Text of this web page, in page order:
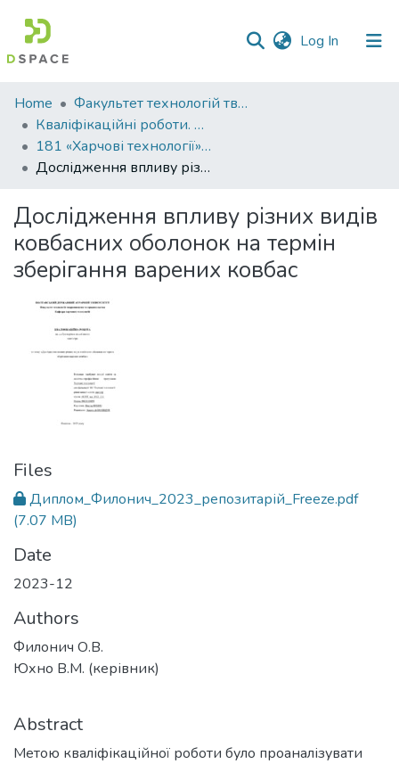
Log In (current)
Communities
&
Collections
All of DSpace
Statistics
Home
Факультет технологій тваринництва та продовольства
Кваліфікаційні роботи. Факультет технологій тваринництва та продовольства
181 «Харчові технології» - Магістри 2023-2024
Дослідження впливу різних видів ковбасних оболонок на термін зберігання варених ковбас
Дослідження впливу різних видів
ковбасних оболонок на термін
зберігання варених ковбас
Files
Диплом_Филонич_2023_репозитарій_Freeze.pdf
(7.07 MB)
Date
2023-12
Authors
Филонич О.В.
Юхно В.М. (керівник)
Abstract
Метою кваліфікаційної роботи було проаналізувати